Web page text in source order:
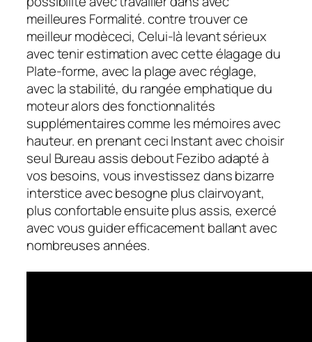
meilleures Formalité. contre trouver ce
meilleur modèceci, Celui-là levant sérieux
avec tenir estimation avec cette élagage du
Plate-forme, avec la plage avec réglage,
avec la stabilité, du rangée emphatique du
moteur alors des fonctionnalités
supplémentaires comme les mémoires avec
hauteur. en prenant ceci Instant avec choisir
seul Bureau assis debout Fezibo adapté à
vos besoins, vous investissez dans bizarre
interstice avec besogne plus clairvoyant,
plus confortable ensuite plus assis, exercé
avec vous guider efficacement ballant avec
nombreuses années.